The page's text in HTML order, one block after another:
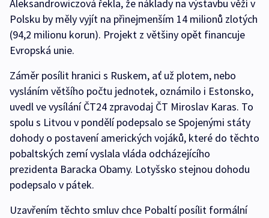
Aleksandrowiczová řekla, že náklady na výstavbu věží v
Polsku by měly vyjít na přinejmenším 14 milionů zlotých
(94,2 milionu korun). Projekt z většiny opět financuje
Evropská unie.
Záměr posílit hranici s Ruskem, ať už plotem, nebo
vysláním většího počtu jednotek, oznámilo i Estonsko,
uvedl ve vysílání ČT24 zpravodaj ČT Miroslav Karas. To
spolu s Litvou v pondělí podepsalo se Spojenými státy
dohody o postavení amerických vojáků, které do těchto
pobaltských zemí vyslala vláda odcházejícího
prezidenta Baracka Obamy. Lotyšsko stejnou dohodu
podepsalo v pátek.
Uzavřením těchto smluv chce Pobaltí posílit formální